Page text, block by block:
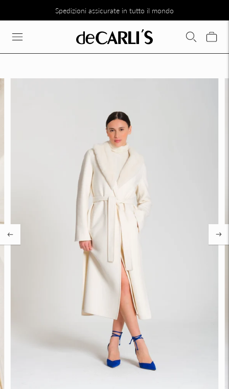
Spedizioni assicurate in tutto il mondo
SCONTO DEL 30% SU TUTTA LA COLLEZIONE DIRETTAMENTE